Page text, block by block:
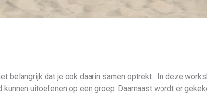
belangrijk dat je ook daarin samen optrekt. In deze
uitoefenen op een groep. Daarnaast wordt er